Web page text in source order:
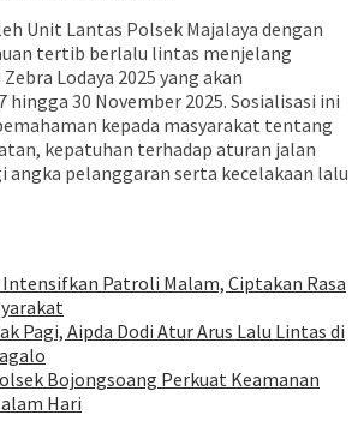
Unit Lantas Polsek Majalaya dengan
tertib berlalu lintas menjelang
Lodaya 2025 yang akan
30 November 2025. Sosialisasi ini
kepada masyarakat tentang
kepatuhan terhadap aturan jalan
angka pelanggaran serta kecelakaan lalu
Patroli Malam, Ciptakan Rasa
Pagi, Aipda Dodi Atur Arus Lalu Lintas di
Bojongsoang Perkuat Keamanan
Hari